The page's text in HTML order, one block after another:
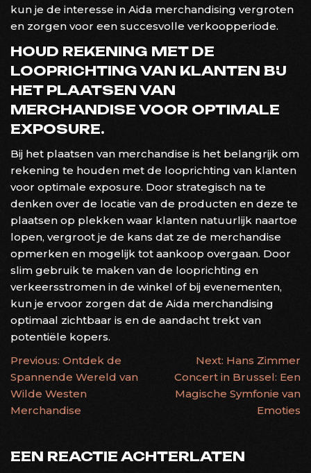
kun je de interesse in Aida merchandising vergroten
en zorgen voor een succesvolle verkoopperiode.
HOUD REKENING MET DE
LOOPRICHTING VAN KLANTEN BIJ
HET PLAATSEN VAN
MERCHANDISE VOOR OPTIMALE
EXPOSURE.
Bij het plaatsen van merchandise is het belangrijk om
rekening te houden met de looprichting van klanten
voor optimale exposure. Door strategisch na te
denken over de locatie van de producten en deze te
plaatsen op plekken waar klanten natuurlijk naartoe
lopen, vergroot je de kans dat ze de merchandise
opmerken en mogelijk tot aankoop overgaan. Door
slim gebruik te maken van de looprichting en
verkeersstromen in de winkel of bij evenementen,
kun je ervoor zorgen dat de Aida merchandising
optimaal zichtbaar is en de aandacht trekt van
potentiële kopers.
BERICHTNAVIGATIE
Previous: Ontdek de
Spannende Wereld van
Wilde Westen
Merchandise
Next: Hans Zimmer
Concert in Brussel: Een
Magische Symfonie van
Emoties
EEN REACTIE ACHTERLATEN